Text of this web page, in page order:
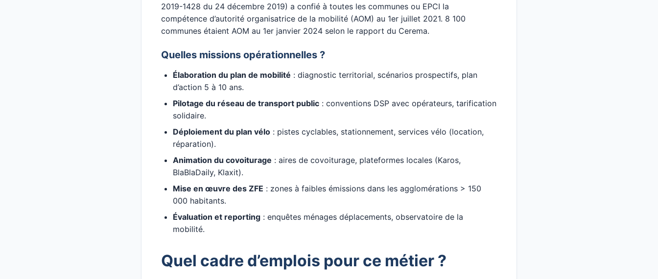
2019-1428 du 24 décembre 2019) a confié à toutes les communes ou EPCI la
compétence d’autorité organisatrice de la mobilité (AOM) au 1er juillet 2021. 8 100
communes étaient AOM au 1er janvier 2024 selon le rapport du Cerema.
Quelles missions opérationnelles ?
Élaboration du plan de mobilité : diagnostic territorial, scénarios prospectifs, plan
d’action 5 à 10 ans.
Pilotage du réseau de transport public : conventions DSP avec opérateurs, tarification
solidaire.
Déploiement du plan vélo : pistes cyclables, stationnement, services vélo (location,
réparation).
Animation du covoiturage : aires de covoiturage, plateformes locales (Karos,
BlaBlaDaily, Klaxit).
Mise en œuvre des ZFE : zones à faibles émissions dans les agglomérations > 150
000 habitants.
Évaluation et reporting : enquêtes ménages déplacements, observatoire de la
mobilité.
Quel cadre d’emplois pour ce métier ?